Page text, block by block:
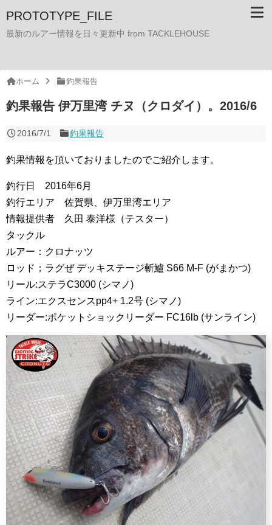
PROTOTYPE_FILE
最新のルアー情報を日々更新中 from TACKLEHOUSE
ホーム 釣果報告
釣果報告 伊万里湾 チヌ（クロダイ）。2016/6
2016/7/1 釣果報告
釣果情報を頂いておりましたのでご紹介します。
釣行日 2016年6月
釣行エリア 佐賀県、伊万里湾エリア
情報提供者 久田 泰洋様（テスター）
タックル
ルアー：クロナッツ
ロッド；ラグぜ デッキステージ斬鱸 S66 M-F (がまかつ)
リール:ステラC3000 (シマノ)
ライン:エクスセンスpp4+ 1.2号 (シマノ)
リーダー:ポケットショックリーダー FC16lb (サンライン)